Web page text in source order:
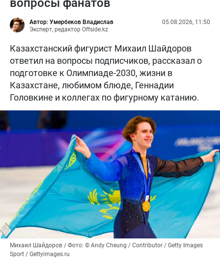
вопросы фанатов
Автор: Умербеков Владислав
Эксперт, редактор Offside.kz
05.08.2026, 11:50
Казахстанский фигурист Михаил Шайдоров
ответил на вопросы подписчиков, рассказал о
подготовке к Олимпиаде-2030, жизни в
Казахстане, любимом блюде, Геннадии
Головкине и коллегах по фигурному катанию.
Михаил Шайдоров / Фото: © Andy Cheung / Contributor / Getty Images
Sport / Gettyimages.ru